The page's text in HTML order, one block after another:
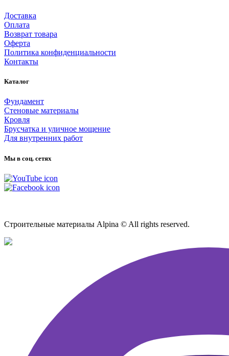
Доставка
Оплата
Возврат товара
Оферта
Политика конфиденциальности
Контакты
Каталог
Фундамент
Стеновые материалы
Кровля
Брусчатка и уличное мощение
Для внутренних работ
Мы в соц. сетях
Строительные материалы Alpina © All rights reserved.